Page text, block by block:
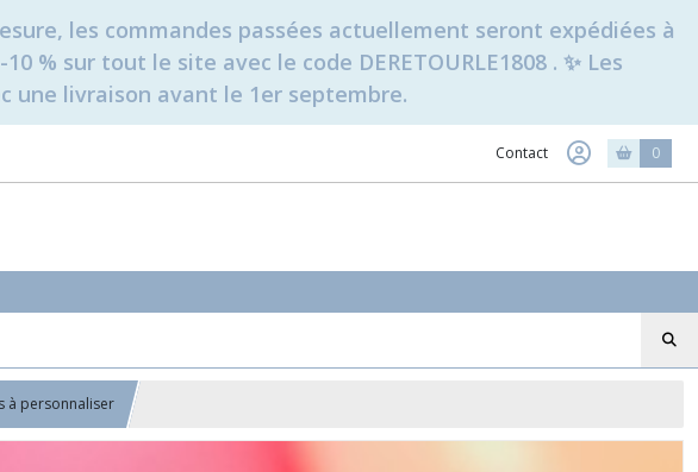
les commandes passées actuellement seront expédiées à
sur tout le site avec le code DERETOURLE1808 . ✨ Les
une livraison avant le 1er septembre.
Contact 0
à personnaliser